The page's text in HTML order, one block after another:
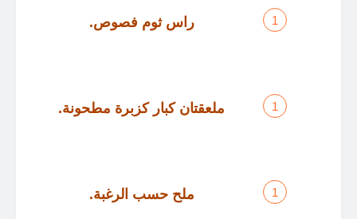
راس ثوم فصوص.
ملعقتان كبار كزبرة مطحونة.
ملح حسب الرغبة.